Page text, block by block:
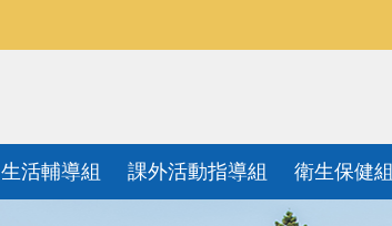
生活輔導組 課外活動指導組 衛生保健組